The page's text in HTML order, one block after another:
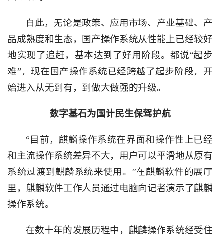
自此，无论是政策、应用市场、产业基础、产
品成熟度和生态，国产操作系统从性能上已经较好
地实现了追赶，基本达到了好用阶段。都说“起步
难”，现在国产操作系统已经跨越了起步阶段，开
始进入从无到有，到做大做强的升级。
数字基石为国计民生保驾护航
“目前，麒麟操作系统在界面和操作性上已经
和主流操作系统差异不大，用户可以平滑地从原有
系统过渡到麒麟系统来使用。”在麒麟软件的展厅
里，麒麟软件工作人员通过电脑向记者演示了麒麟
操作系统。
在数十年的发展历程中，麒麟操作系统经受住